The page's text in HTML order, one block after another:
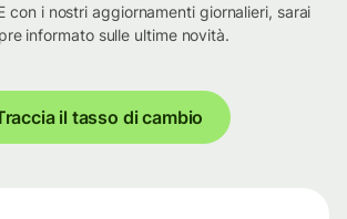
con i nostri aggiornamenti giornalieri, sarai
informato sulle ultime novità.
il tasso di cambio